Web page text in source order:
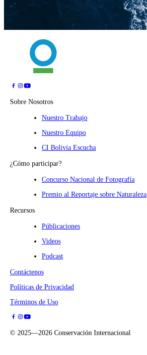
Sobre Nosotros
Nuestro Trabajo
Nuestro Equipo
CI Bolivia Escucha
¿Cómo participar?
Concurso Nacional de Fotografía
Premio al Reportaje sobre Naturaleza
Recursos
Públicaciones
Videos
Podcast
Contáctenos
Políticas de Privacidad
Términos de Uso
© 2025—2026 Conservación Internacional